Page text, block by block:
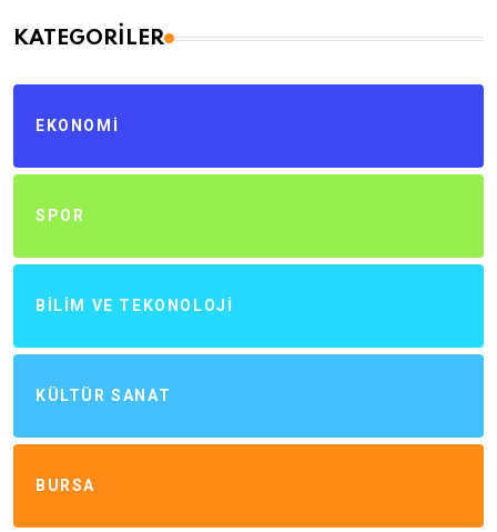
KATEGORILER
EKONOMI
SPOR
BILIM VE TEKONOLOJI
KÜLTÜR SANAT
BURSA